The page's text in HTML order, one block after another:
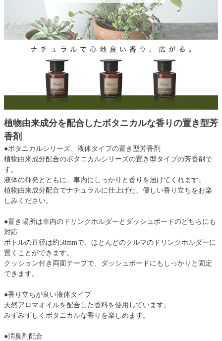
植物由来成分を配合したボタニカルな香りの置き型芳
香剤
●ボタニカルシリーズ、液体タイプの置き型芳香剤
植物由来成分配合のボタニカルシリーズの置き型タイプの芳香剤で
す。
液体の揮発とともに、車内にしっかりと香りを届けてくれます。
植物由来成分配合でナチュラルに仕上げた、優しい香り立ちをお楽
しみください。
●置き場所は車内のドリンクホルダーとダッシュボードのどちらにも
対応
ボトルの直径は約58mmで、ほとんどのクルマのドリンクホルダーに
置くことができます。
クッション付き両面テープで、ダッシュボードにもしっかりと固定
できます。
●香り立ちが良い液体タイプ
天然アロマオイルを配合した香料を使用しています。
みずみずしくボタニカルな香りを楽しめます。
●消臭剤配合